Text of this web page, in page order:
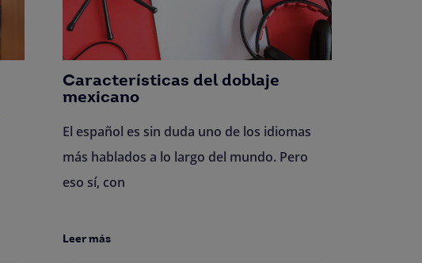
Características del doblaje
mexicano
El español es sin duda uno de los idiomas
más hablados a lo largo del mundo. Pero
eso sí, con
Leer más